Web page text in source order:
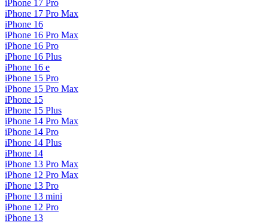
iPhone 17 Pro
iPhone 17 Pro Max
iPhone 16
iPhone 16 Pro Max
iPhone 16 Pro
iPhone 16 Plus
iPhone 16 e
iPhone 15 Pro
iPhone 15 Pro Max
iPhone 15
iPhone 15 Plus
iPhone 14 Pro Max
iPhone 14 Pro
iPhone 14 Plus
iPhone 14
iPhone 13 Pro Max
iPhone 12 Pro Max
iPhone 13 Pro
iPhone 13 mini
iPhone 12 Pro
iPhone 13